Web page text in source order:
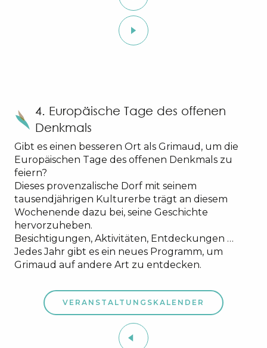
4. Europäische Tage des offenen
Denkmals
Gibt es einen besseren Ort als Grimaud, um die
Europäischen Tage des offenen Denkmals zu
feiern?
Dieses provenzalische Dorf mit seinem
tausendjährigen Kulturerbe trägt an diesem
Wochenende dazu bei, seine Geschichte
hervorzuheben.
Besichtigungen, Aktivitäten, Entdeckungen …
Jedes Jahr gibt es ein neues Programm, um
Grimaud auf andere Art zu entdecken.
VERANSTALTUNGSKALENDER